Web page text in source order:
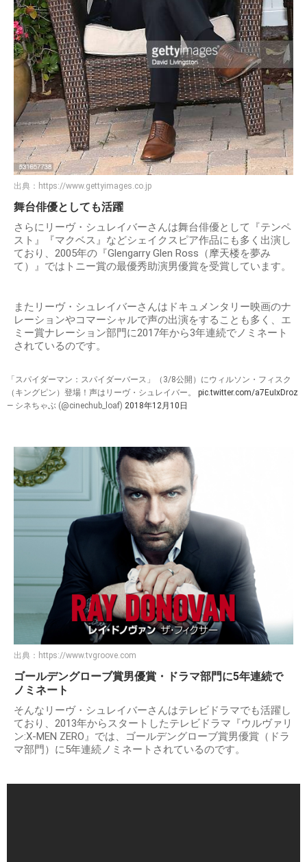
出典： https://www.gettyimages.co.jp
舞台俳優としても活躍
さらにリーヴ・シュレイバーさんは舞台俳優として『テンペ
スト』『マクベス』などシェイクスピア作品にも多く出演し
ており、2005年の『Glengarry Glen Ross（摩天楼を夢み
て）』ではトニー賞の最優秀助演男優賞を受賞しています。
またリーヴ・シュレイバーさんはドキュメンタリー映画のナ
レーションやコマーシャルで声の出演をすることも多く、エ
ミー賞ナレーション部門に2017年から3年連続でノミネート
されているのです。
「スパイダーマン：スパイダーバース」（3/8公開）にウィルソン・フィスク
（キングピン）登場！声はリーヴ・シュレイバー。 pic.twitter.com/a7EuIxDroz
— シネちゃぶ (@cinechub_loaf) 2018年12月10日
出典： https://www.tvgroove.com
ゴールデングローブ賞男優賞・ドラマ部門に5年連続で
ノミネート
そんなリーヴ・シュレイバーさんはテレビドラマでも活躍し
ており、2013年からスタートしたテレビドラマ『ウルヴァリ
ン:X-MEN ZERO』では、ゴールデングローブ賞男優賞（ドラ
マ部門）に5年連続ノミネートされているのです。